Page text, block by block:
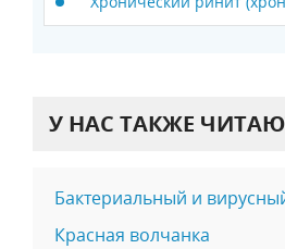
У НАС ТАКЖЕ
Бактериальный и
Красная волчанка